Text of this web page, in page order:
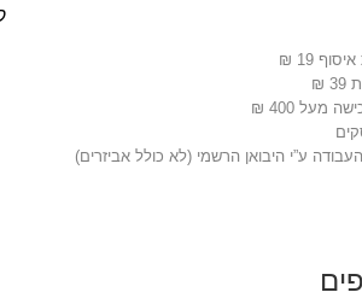
19 ₪
₪
מעל 400 ₪
ע”י היבואן הרשמי (לא כולל אביזרים)